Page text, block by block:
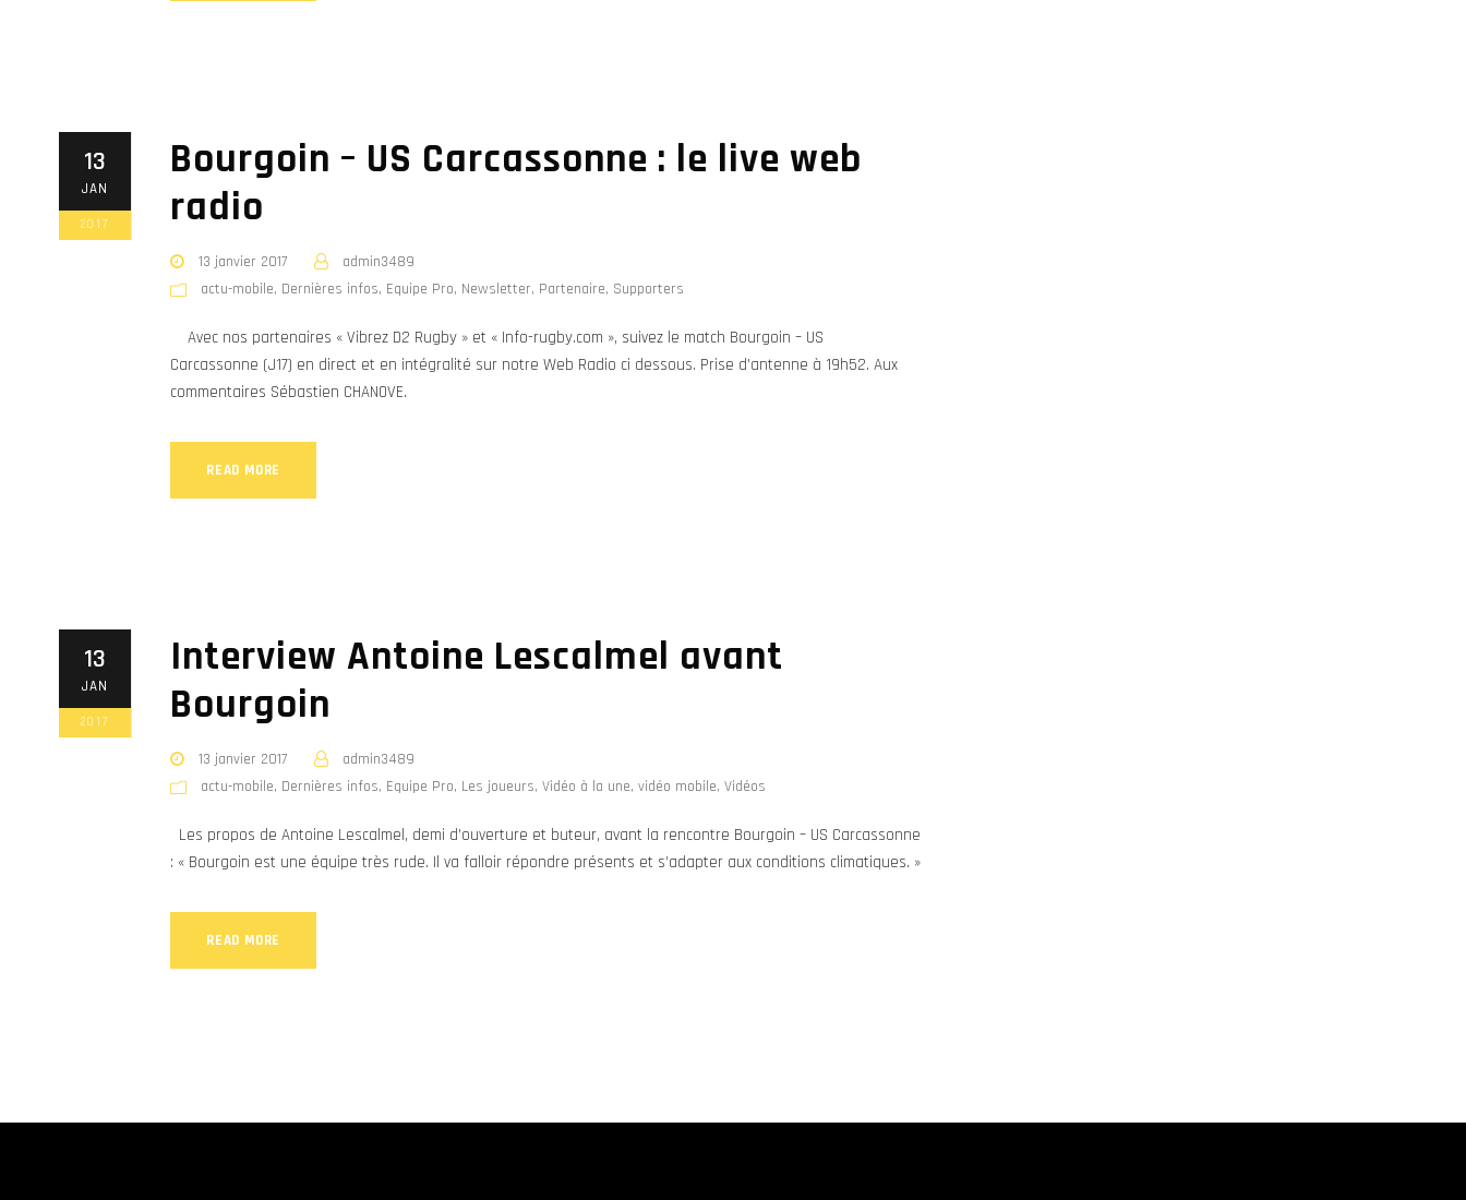
13
JAN
2017
Bourgoin – US Carcassonne : le live web
radio
13 janvier 2017
admin3489
actu-mobile, Dernières infos, Equipe Pro, Newsletter, Partenaire, Supporters
Avec nos partenaires « Vibrez D2 Rugby » et « Info-rugby.com », suivez le match Bourgoin – US
Carcassonne (J17) en direct et en intégralité sur notre Web Radio ci dessous. Prise d’antenne à 19h52. Aux
commentaires Sébastien CHANOVE.
READ MORE
13
JAN
2017
Interview Antoine Lescalmel avant
Bourgoin
13 janvier 2017
admin3489
actu-mobile, Dernières infos, Equipe Pro, Les joueurs, Vidéo à la une, vidéo mobile, Vidéos
Les propos de Antoine Lescalmel, demi d’ouverture et buteur, avant la rencontre Bourgoin – US Carcassonne
: « Bourgoin est une équipe très rude. Il va falloir répondre présents et s’adapter aux conditions climatiques. »
READ MORE